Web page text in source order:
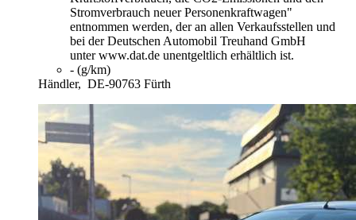
Stromverbrauch neuer Personenkraftwagen"
entnommen werden, der an allen Verkaufsstellen und
bei der Deutschen Automobil Treuhand GmbH
unter www.dat.de unentgeltlich erhältlich ist.
- (g/km)
Händler, DE-90763 Fürth